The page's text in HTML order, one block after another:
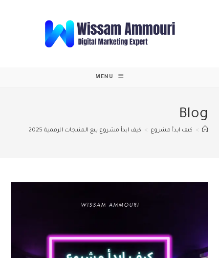
MENU
Blog
> كيف ابدأ مشروع > كيف ابدأ مشروع بيع المنتجات الرقمية 2025